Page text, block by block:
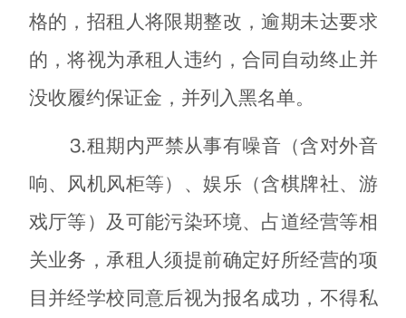
格的，招租人将限期整改，逾期未达要求
的，将视为承租人违约，合同自动终止并
没收履约保证金，并列入黑名单。
⒊租期内严禁从事有噪音（含对外音
响、风机风柜等）、娱乐（含棋牌社、游
戏厅等）及可能污染环境、占道经营等相
关业务， 承租人须提前确定好所经营的项
目并经学校同意后视为报名成功，不得私